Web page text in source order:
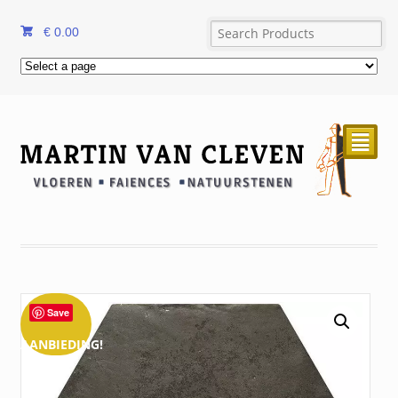
€ 0.00
²
AANBIEDING!
Save